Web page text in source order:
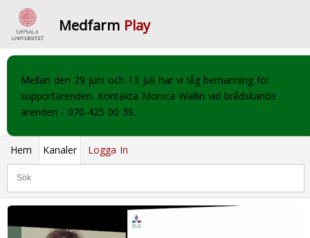
Medfarm Play
Mellan den 29 juni och 13 juli har vi låg bemanning för
supportärenden. Kontakta Monica Wallin vid brådskande
ärenden - 070-425 00 39.
Hem Kanaler Logga In